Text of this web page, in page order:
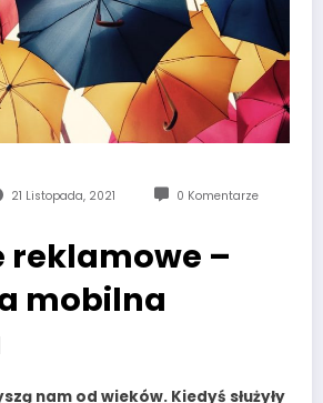
21 Listopada, 2021 0 Komentarze
reklamowe –
mobilna
nam od wieków. Kiedyś służyły